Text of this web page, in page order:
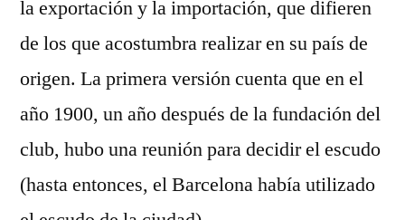
la exportación y la importación, que difieren
de los que acostumbra realizar en su país de
origen. La primera versión cuenta que en el
año 1900, un año después de la fundación del
club, hubo una reunión para decidir el escudo
(hasta entonces, el Barcelona había utilizado